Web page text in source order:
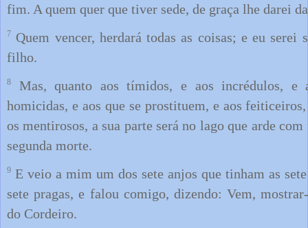
fim. A quem quer que tiver sede, de graça lhe darei
7 Quem vencer, herdará todas as coisas; e eu serei
filho.
8
Mas, quanto aos tímidos, e aos incrédulos, e
homicidas, e aos que se prostituem, e aos
os mentirosos, a sua parte será no lago que arde
segunda morte.
9 E veio a mim um dos sete anjos que tinham as
sete pragas, e falou comigo, dizendo: Vem,
do Cordeiro.